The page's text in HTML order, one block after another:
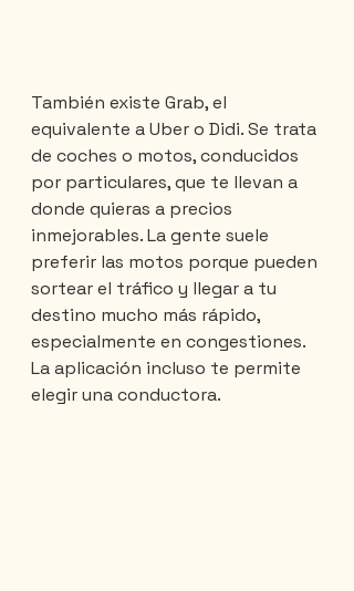
También existe Grab, el
equivalente a Uber o Didi. Se trata
de coches o motos, conducidos
por particulares, que te llevan a
donde quieras a precios
inmejorables. La gente suele
preferir las motos porque pueden
sortear el tráfico y llegar a tu
destino mucho más rápido,
especialmente en congestiones.
La aplicación incluso te permite
elegir una conductora.